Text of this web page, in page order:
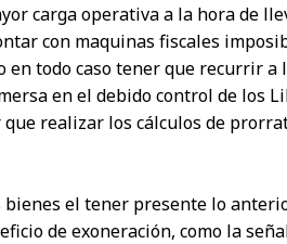
carga operativa a la hora de
con maquinas fiscales
todo caso tener que recurrir
en el debido control de los
realizar los cálculos de
el tener presente lo
de exoneración, como la